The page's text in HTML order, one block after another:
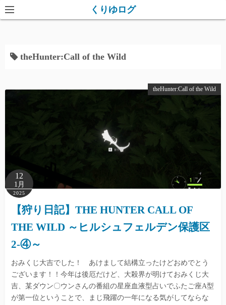
コ
ン
くりゆログ
theHunter:Call of the Wild
theHunter:Call of the Wild
12
1月
2025
【狩り日記】THE HUNTER CALL OF
THE WILD ～ヒルシュフェルデン保護区
2-④～
おみくじ大吉でした！ あけまして結構立ったけどおめでとう
ございます！！今年は後厄だけど、大殺界が明けておみくじ大
吉、某ダウン〇ウンさんの番組の星座血液型占いでふたご座A型
が第一位ということで、まじ飛躍の一年になる気がしてならな